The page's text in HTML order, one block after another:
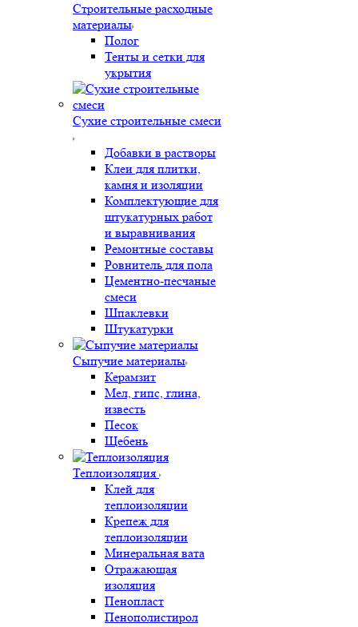
Строительные расходные
материалы
Полог
Тенты и сетки для
укрытия
Сухие строительные смеси
Добавки в растворы
Клеи для плитки,
камня и изоляции
Комплектующие для
штукатурных работ
и выравнивания
Ремонтные составы
Ровнитель для пола
Цементно-песчаные
смеси
Шпаклевки
Штукатурки
Сыпучие материалы
Керамзит
Мел, гипс, глина,
известь
Песок
Щебень
Теплоизоляция
Клей для
теплоизоляции
Крепеж для
теплоизоляции
Минеральная вата
Отражающая
изоляция
Пенопласт
Пенополистирол